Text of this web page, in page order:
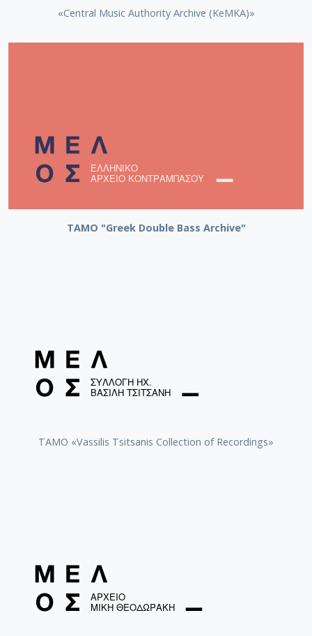
«Central Music Authority Archive (KeMKA)»
ΤΑΜΟ "Greek Double Bass Archive"
TAMO «Vassilis Tsitsanis Collection of Recordings»